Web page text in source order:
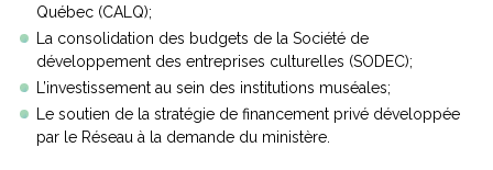
Québec (CALQ);
La consolidation des budgets de la Société de
développement des entreprises culturelles (SODEC);
L’investissement au sein des institutions muséales;
Le soutien de la stratégie de financement privé développée
par le Réseau à la demande du ministère.